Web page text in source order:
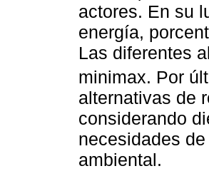
actores. En su
energía,
Las diferentes
minimax. Por
alternativas de
considerando
necesidades
ambiental.